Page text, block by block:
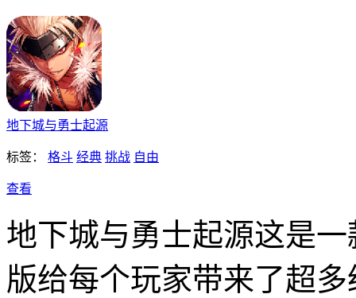
地下城与勇士起源
标签： 格斗 经典 挑战 自由
查看
地下城与勇士起源这是
版给每个玩家带来了超